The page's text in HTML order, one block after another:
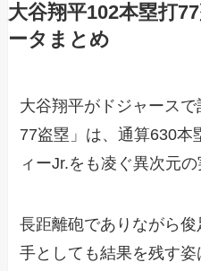
大谷翔平102本塁打
ータまとめ
大谷翔平がドジャースで
77盗塁」は、通算630本
ィーJr.をも凌ぐ異次元の
長距離砲でありながら
手としても結果を残す姿